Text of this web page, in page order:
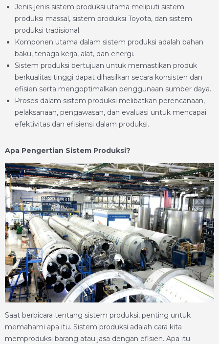
Jenis-jenis sistem produksi utama meliputi sistem
produksi massal, sistem produksi Toyota, dan sistem
produksi tradisional.
Komponen utama dalam sistem produksi adalah bahan
baku, tenaga kerja, alat, dan energi.
Sistem produksi bertujuan untuk memastikan produk
berkualitas tinggi dapat dihasilkan secara konsisten dan
efisien serta mengoptimalkan penggunaan sumber daya.
Proses dalam sistem produksi melibatkan perencanaan,
pelaksanaan, pengawasan, dan evaluasi untuk mencapai
efektivitas dan efisiensi dalam produksi.
Apa Pengertian Sistem Produksi?
Saat berbicara tentang sistem produksi, penting untuk
memahami apa itu. Sistem produksi adalah cara kita
memproduksi barang atau jasa dengan efisien. Apa itu